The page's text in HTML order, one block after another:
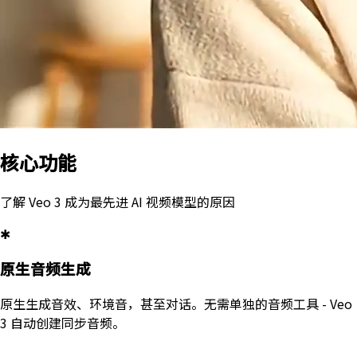
核心功能
了解 Veo 3 成为最先进 AI 视频模型的原因
✱
原生音频生成
原生生成音效、环境音，甚至对话。无需单独的音频工具 - Veo
3 自动创建同步音频。